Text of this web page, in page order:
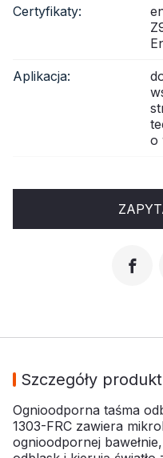
Certyfikaty:
Aplikacja:
o
Szczegóły
Ognioodporna taśma
1303-FRC zawiera
ognioodpornej